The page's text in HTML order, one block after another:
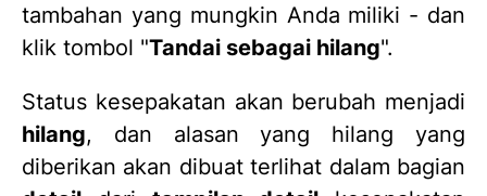
tambahan yang mungkin Anda miliki - dan
klik tombol "Tandai sebagai hilang".
Status kesepakatan akan berubah menjadi
hilang, dan alasan yang hilang yang
diberikan akan dibuat terlihat dalam bagian